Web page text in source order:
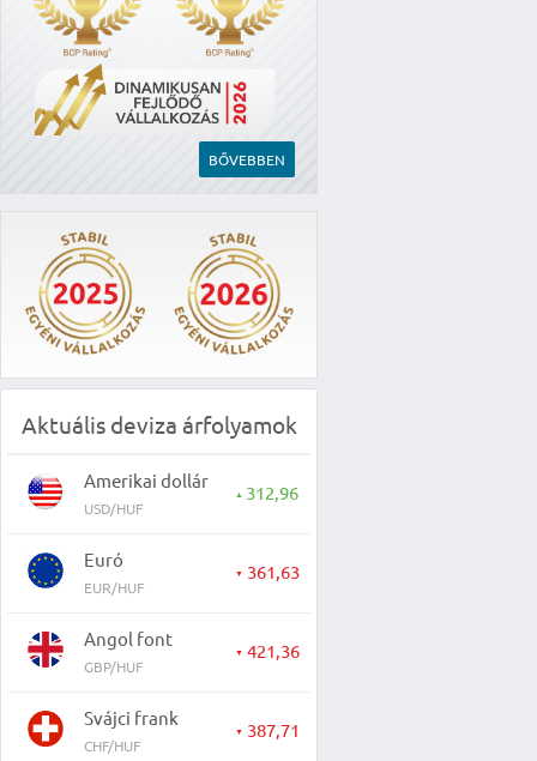
BŐVEBBEN
Aktuális deviza árfolyamok
Amerikai dollár
USD/HUF
▲ 312,96
Euró
EUR/HUF
▼ 361,63
Angol font
GBP/HUF
▼ 421,36
Svájci frank
CHF/HUF
▼ 387,71